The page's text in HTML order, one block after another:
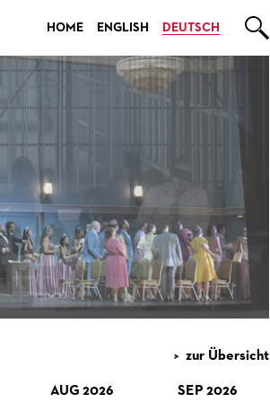
HOME ENGLISH DEUTSCH 
zur Übersicht
AUG 2026 SEP 2026